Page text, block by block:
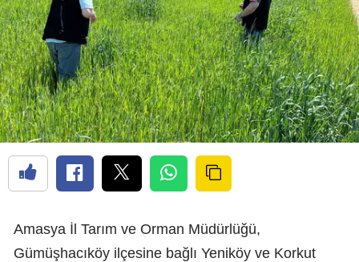
Amasya İl Tarım ve Orman Müdürlüğü,
Gümüşhacıköy ilçesine bağlı Yeniköy ve Korkut